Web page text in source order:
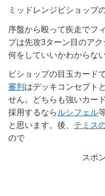
ミッドレンジビショップ
序盤から殴って疾走でフ
プは先攻3ターン目のア
何をしていいかわからない
ビショップの目玉カード
審判 はデッキコンセプト
せん。どちらも強いカー
採用するなら ルシフェル
と思います。後、 テミス
ので
スポ